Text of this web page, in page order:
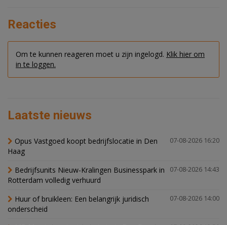
Reacties
Om te kunnen reageren moet u zijn ingelogd. Klik hier om
in te loggen.
Laatste nieuws
07-08-2026 16:20
Opus Vastgoed koopt bedrijfslocatie in Den
Haag
07-08-2026 14:43
Bedrijfsunits Nieuw-Kralingen Businesspark in
Rotterdam volledig verhuurd
07-08-2026 14:00
Huur of bruikleen: Een belangrijk juridisch
onderscheid